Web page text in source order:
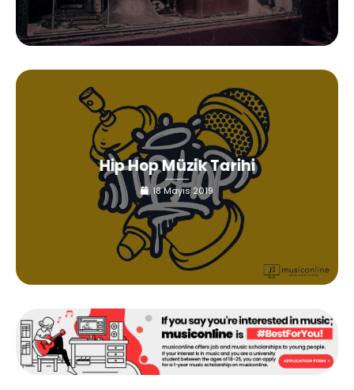
Hip Hop Müzik Tarihi
18 Mayıs 2019